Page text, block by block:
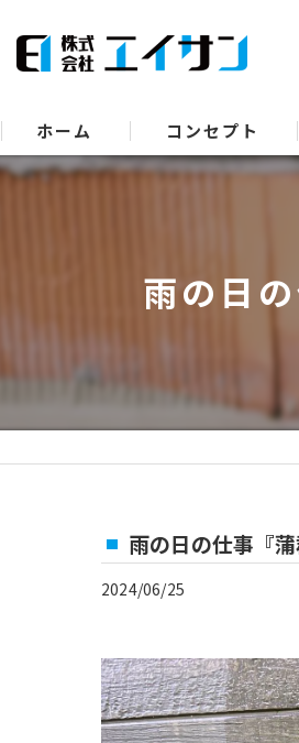
ホーム コンセプト
雨の日
雨の日の仕事『
2024/06/25